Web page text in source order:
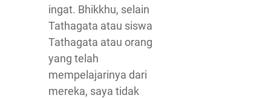
ingat. Bhikkhu, selain
Tathagata atau siswa
Tathagata atau orang
yang telah
mempelajarinya dari
mereka, saya tidak